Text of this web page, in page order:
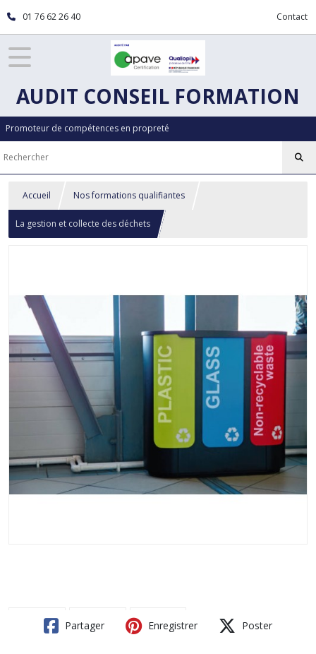
01 76 62 26 40 Contact
AUDIT CONSEIL FORMATION
Promoteur de compétences en propreté
Accueil Nos formations qualifiantes
La gestion et collecte des déchets
Partager Enregistrer Poster